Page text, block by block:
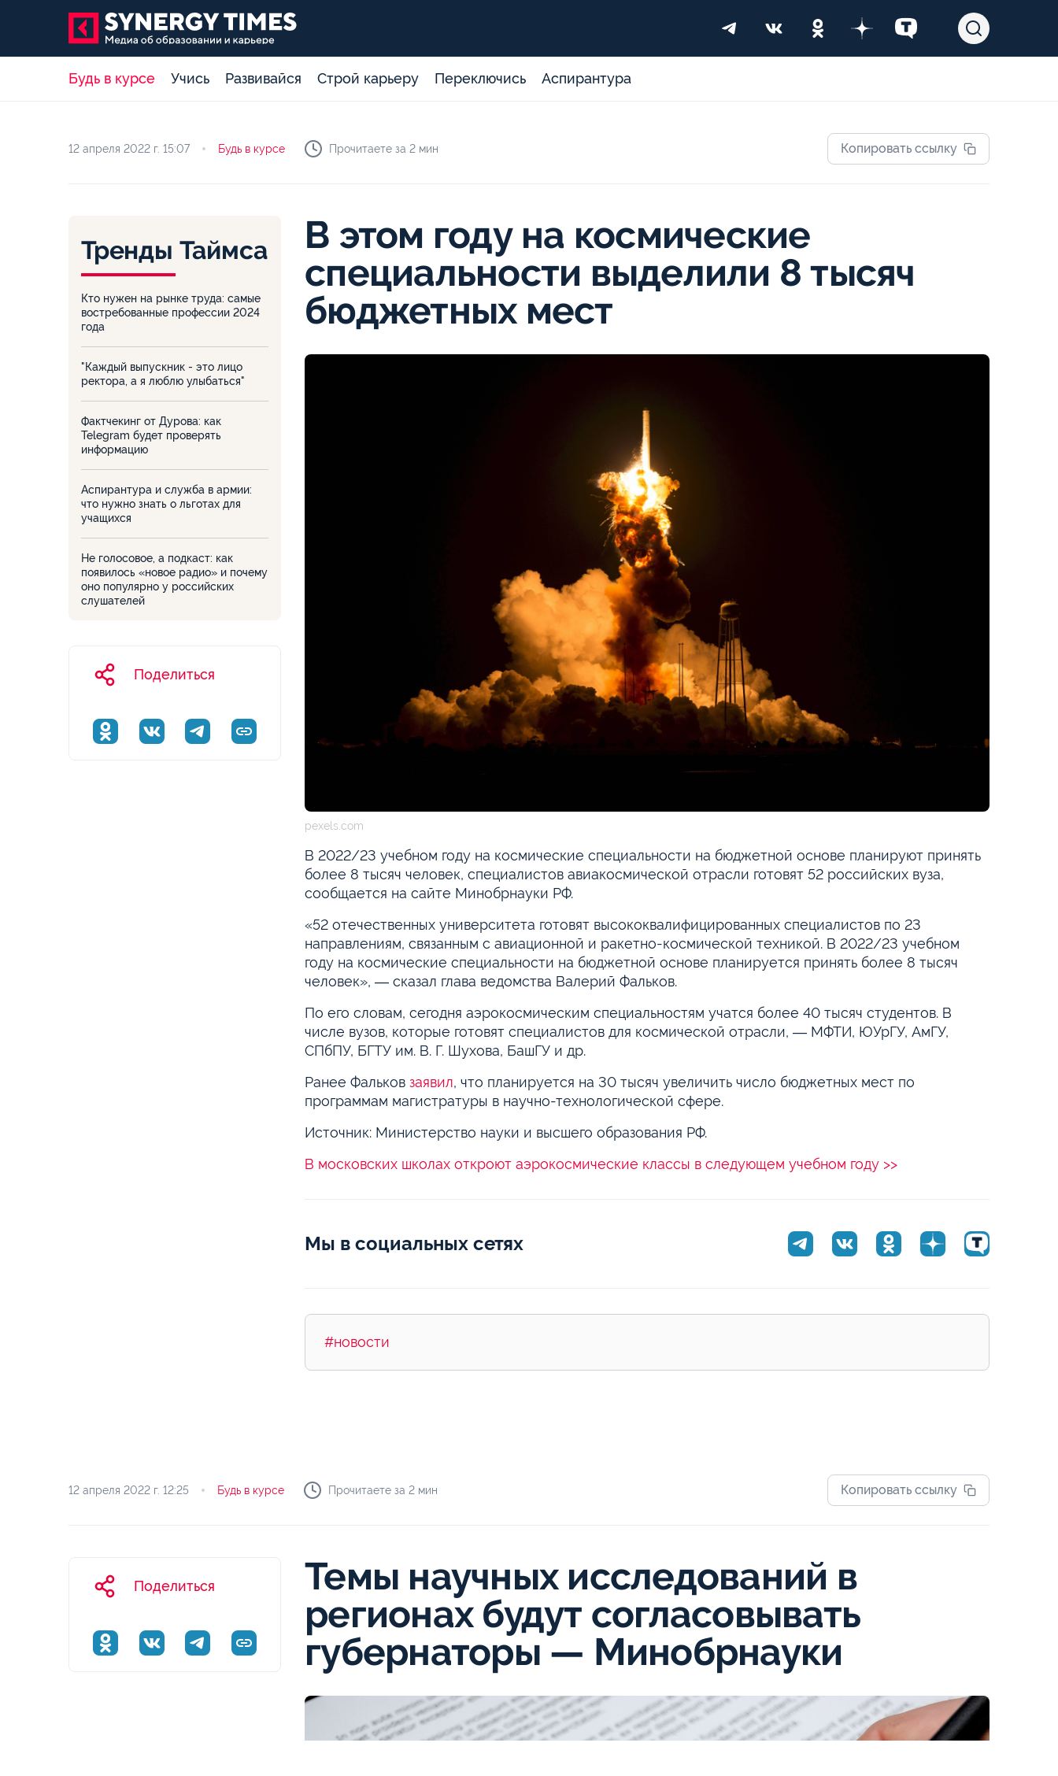
Будь в курсе Учись Развивайся Строй карьеру Переключись Аспирантура
12 апреля 2022 г. 15:07 Будь в курсе Прочитаете за 2 мин Копировать ссылку
Тренды Таймса
Кто нужен на рынке труда: самые
востребованные профессии 2024
года
"Каждый выпускник - это лицо
ректора, а я люблю улыбаться"
Фактчекинг от Дурова: как
Telegram будет проверять
информацию
Аспирантура и служба в армии:
что нужно знать о льготах для
учащихся
Не голосовое, а подкаст: как
появилось «новое радио» и почему
оно популярно у российских
слушателей
Поделиться
В этом году на космические
специальности выделили 8 тысяч
бюджетных мест
pexels.com
В 2022/23 учебном году на космические специальности на бюджетной основе планируют принять
более 8 тысяч человек, специалистов авиакосмической отрасли готовят 52 российских вуза,
сообщается на сайте Минобрнауки РФ.
«52 отечественных университета готовят высококвалифицированных специалистов по 23
направлениям, связанным с авиационной и ракетно-космической техникой. В 2022/23 учебном
году на космические специальности на бюджетной основе планируется принять более 8 тысяч
человек», ― сказал глава ведомства Валерий Фальков.
По его словам, сегодня аэрокосмическим специальностям учатся более 40 тысяч студентов. В
числе вузов, которые готовят специалистов для космической отрасли, ― МФТИ, ЮУрГУ, АмГУ,
СПбПУ, БГТУ им. В. Г. Шухова, БашГУ и др.
Ранее Фальков заявил, что планируется на 30 тысяч увеличить число бюджетных мест по
программам магистратуры в научно-технологической сфере.
Источник: Министерство науки и высшего образования РФ.
В московских школах откроют аэрокосмические классы в следующем учебном году >>
Мы в социальных сетях
#новости
12 апреля 2022 г. 12:25 Будь в курсе Прочитаете за 2 мин Копировать ссылку
Поделиться
Темы научных исследований в
регионах будут согласовывать
губернаторы — Минобрнауки